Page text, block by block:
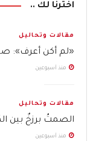
اخترنا لك ..
مقالات وتحاليل
«لم أكن أعرف»:
منذ أسبوعين
مقالات وتحاليل
الصمتُ برزخٌ بين
منذ أسبوعين